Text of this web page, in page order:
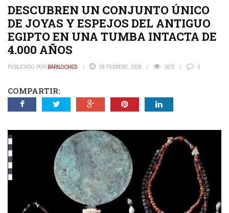
DESCUBREN UN CONJUNTO ÚNICO
DE JOYAS Y ESPEJOS DEL ANTIGUO
EGIPTO EN UNA TUMBA INTACTA DE
4.000 AÑOS
PUBLICADO POR BARILOCHED 28 FEBRERO, 2026 1672 0
COMPARTIR: